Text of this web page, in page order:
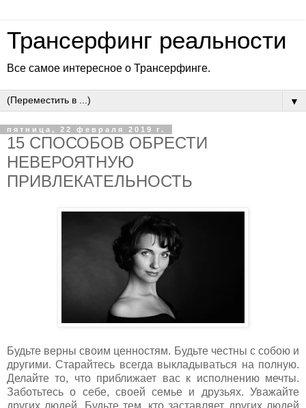
Трансерфинг реальности
Все самое интересное о Трансерфинге.
▼
пятница, 22 февраля 2019 г.
15 СПОСОБОВ ОБРЕСТИ
НЕВЕРОЯТНУЮ
ПРИВЛЕКАТЕЛЬНОСТЬ
Будьте верны своим ценностям. Будьте честны с собою и
другими. Старайтесь всегда выкладываться на полную.
Делайте то, что приближает вас к исполнению мечты.
Заботьтесь о себе, своей семье и друзьях. Уважайте
других людей. Будьте тем, кто заставляет других людей